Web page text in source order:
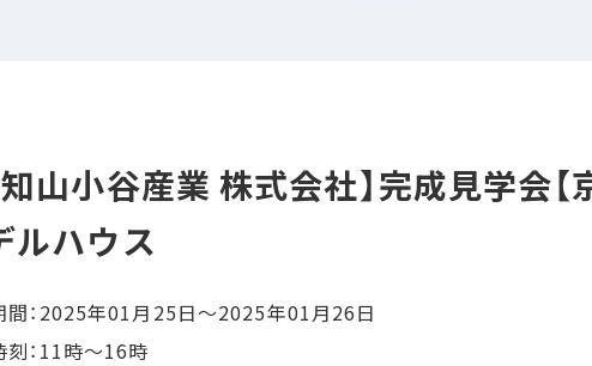
知山小谷産業 株式会社】完成見学会
ルハウス
間：2025年01月25日～2025年01月26日
刻：11時～16時